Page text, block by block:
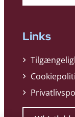
Links